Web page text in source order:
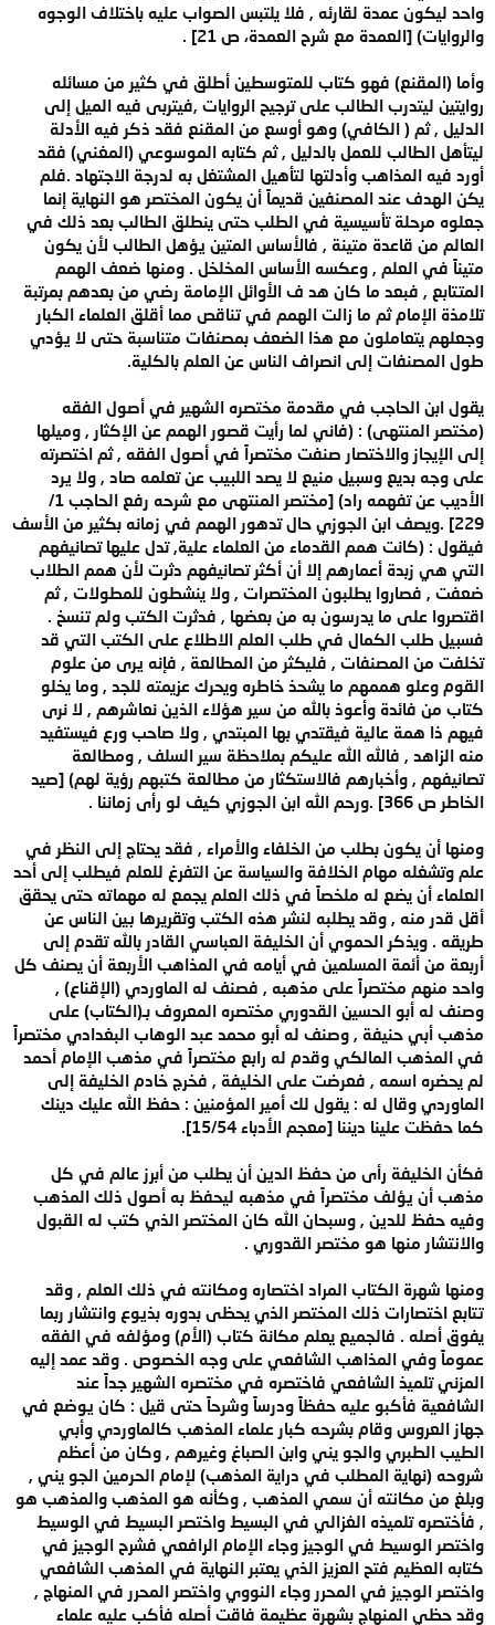
واحد ليكون عمدة لقارئه , فلا يلتبس الصواب عليه باختلاف الوجوه
والروايات) [العمدة مع شرح العمدة، ص 21] .
وأما (المقنع) فهو كتاب للمتوسطين أطلق في كثير من مسائله
روايتين ليتدرب الطالب على ترجيح الروايات ,فيتربى فيه الميل إلى
الدليل , ثم ( الكافي) وهو أوسع من المقنع فقد ذكر فيه الأدلة
ليتأهل الطالب للعمل بالدليل , ثم كتابه الموسوعي (المغني) فقد
أورد فيه المذاهب وأدلتها لتأهيل المشتغل به لدرجة الاجتهاد .فلم
يكن الهدف عند المصنفين قديماً أن يكون المختصر هو النهاية إنما
جعلوه مرحلة تأسيسية في الطلب حتى ينطلق الطالب بعد ذلك في
العالم من قاعدة متينة , فالأساس المتين يؤهل الطالب لأن يكون
متيناً في العلم , وعكسه الأساس المخلخل . ومنها ضعف الهمم
المتتابع , فبعد ما كان هد ف الأوائل الإمامة رضي من بعدهم بمرتبة
تلامذة الإمام ثم ما زالت الهمم في تناقص مما أقلق العلماء الكبار
وجعلهم يتعاملون مع هذا الضعف بمصنفات متناسبة حتى لا يؤدي
طول المصنفات إلى انصراف الناس عن العلم بالكلية.
يقول ابن الحاجب في مقدمة مختصره الشهير في أصول الفقه
(مختصر المنتهى) : (فاني لما رأيت قصور الهمم عن الإكثار , وميلها
إلى الإيجاز والاختصار صنفت مختصراً في أصول الفقه , ثم اختصرته
على وجه بديع وسبيل منيع لا يصد اللبيب عن تعلمه صاد , ولا يرد
الأديب عن تفهمه راد) [مختصر المنتهى مع شرحه رفع الحاجب 1/
229] .ويصف ابن الجوزي حال تدهور الهمم في زمانه بكثير من الأسف
فيقول : (كانت همم القدماء من العلماء علية, تدل عليها تصانيفهم
التي هي زبدة أعمارهم إلا أن أكثر تصانيفهم دثرت لأن همم الطلاب
ضعفت , فصاروا يطلبون المختصرات , ولا ينشطون للمطولات , ثم
اقتصروا على ما يدرسون به من بعضها , فدثرت الكتب ولم تنسخ .
فسبيل طلب الكمال في طلب العلم الاطلاع على الكتب التي قد
تخلفت من المصنفات , فليكثر من المطالعة , فإنه يرى من علوم
القوم وعلو هممهم ما يشحذ خاطره ويحرك عزيمته للجد , وما يخلو
كتاب من فائدة وأعوذ بالله من سير هؤلاء الذين نعاشرهم , لا نرى
فيهم ذا همة عالية فيقتدي بها المبتدي , ولا صاحب ورع فيستفيد
منه الزاهد , فالله الله عليكم بملاحظة سير السلف , ومطالعة
تصانيفهم , وأخبارهم فالاستكثار من مطالعة كتبهم رؤية لهم) [صيد
الخاطر ص 366] .ورحم الله ابن الجوزي كيف لو رأى زماننا .
ومنها أن يكون بطلب من الخلفاء والأمراء , فقد يحتاج إلى النظر في
علم وتشغله مهام الخلافة والسياسة عن التفرغ للعلم فيطلب إلى أحد
العلماء أن يضع له ملخصاً في ذلك العلم يجمع له مهماته حتى يحقق
أقل قدر منه , وقد يطلبه لنشر هذه الكتب وتقريرها بين الناس عن
طريقه . ويذكر الحموي أن الخليفة العباسي القادر بالله تقدم إلى
أربعة من أئمة المسلمين في أيامه في المذاهب الأربعة أن يصنف كل
واحد منهم مختصراً على مذهبه , فصنف له الماوردي (الإقناع) ,
وصنف له أبو الحسين القدوري مختصره المعروف بـ(الكتاب) على
مذهب أبي حنيفة , وصنف له أبو محمد عبد الوهاب البغدادي مختصراً
في المذهب المالكي وقدم له رابع مختصراً في مذهب الإمام أحمد
لم يحضره اسمه , فعرضت على الخليفة , فخرج خادم الخليفة إلى
الماوردي وقال له : يقول لك أمير المؤمنين : حفظ الله عليك دينك
كما حفظت علينا ديننا [معجم الأدباء 15/54].
فكأن الخليفة رأى من حفظ الدين أن يطلب من أبرز عالم في كل
مذهب أن يؤلف مختصراً في مذهبه ليحفظ به أصول ذلك المذهب
وفيه حفظ للدين , وسبحان الله كان المختصر الذي كتب له القبول
والانتشار منها هو مختصر القدوري .
ومنها شهرة الكتاب المراد اختصاره ومكانته في ذلك العلم , وقد
تتابع اختصارات ذلك المختصر الذي يحظى بدوره بذيوع وانتشار ربما
يفوق أصله . فالجميع يعلم مكانة كتاب (الأم) ومؤلفه في الفقه
عموماً وفي المذاهب الشافعي على وجه الخصوص . وقد عمد إليه
المزني تلميذ الشافعي فاختصره في مختصره الشهير جداً عند
الشافعية فأكبو عليه حفظاً ودرساً وشرحاً حتى قيل : كان يوضع في
جهاز العروس وقام بشرحه كبار علماء المذهب كالماوردي وأبي
الطيب الطبري والجو يني وابن الصباغ وغيرهم , وكان من أعظم
شروحه (نهاية المطلب في دراية المذهب) لإمام الحرمين الجو يني ,
وبلغ من مكانته أن سمي المذهب , وكأنه هو المذهب والمذهب هو
, فأختصره تلميذه الغزالي في البسيط واختصر البسيط في الوسيط
واختصر الوسيط في الوجيز وجاء الإمام الرافعي فشرح الوجيز في
كتابه العظيم فتح العزيز الذي يعتبر النهاية في المذهب الشافعي
واختصر الوجيز في المحرر وجاء النووي واختصر المحرر في المنهاج ,
وقد حظي المنهاج بشهرة عظيمة فاقت أصله فأكب عليه علماء